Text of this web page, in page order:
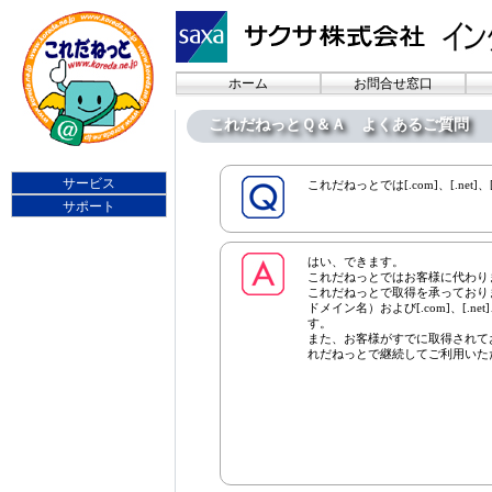
ホーム お問合せ窓口
これだねっとＱ＆Ａ よくあるご質問
これだねっとでは[.com]、[.net]
はい、できます。
これだねっとではお客様に代わ
これだねっとで取得を承ってお
ドメイン名）および[.com]、
す。
また、お客様がすでに取得され
れだねっとで継続してご利用いた
サービス
サポート